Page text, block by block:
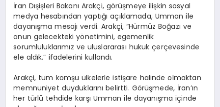
İran Dışişleri Bakanı Arakçi, görüşmeye ilişkin sosyal
medya hesabından yaptığı açıklamada, Umman ile
dayanışma mesajı verdi. Arakçi, “Hürmüz Boğazı ve
onun gelecekteki yönetimini, egemenlik
sorumluluklarımız ve uluslararası hukuk çerçevesinde
ele aldık.” ifadelerini kullandı.
Arakçi, tüm komşu ülkelerle istişare halinde olmaktan
memnuniyet duyduklarını belirtti. Görüşmede, İran’ın
her türlü tehdide karşı Umman ile dayanışma içinde